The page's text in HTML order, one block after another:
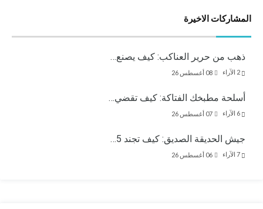
المشاركات الاخيرة
ذهب من حرير العناكب: كيف يصنع…
08 أغسطس 26 الآراء
أسلحة مطبخك الفتاكة: كيف تقضي…
07 أغسطس 26 الآراء
جيش الحديقة الصديق: كيف تجند 5…
06 أغسطس 26 الآراء